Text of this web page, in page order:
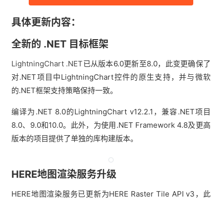
具体更新内容：
全新的 .NET 目标框架
LightningChart .NET已从版本6.0更新至8.0，此变更确保了
对.NET项目中LightningChart控件的原生支持，并与微软
的.NET框架支持策略保持一致。
编译为.NET 8.0的LightningChart v12.2.1，兼容.NET项目
8.0、9.0和10.0。此外，为使用.NET Framework 4.8及更高
版本的项目提供了单独的库构建版本。
HERE地图渲染服务升级
HERE地图渲染服务已更新为HERE Raster Tile API v3，此